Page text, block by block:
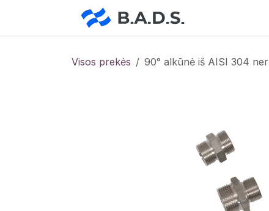
Visos prekės 90° alkūnė iš AISI 304